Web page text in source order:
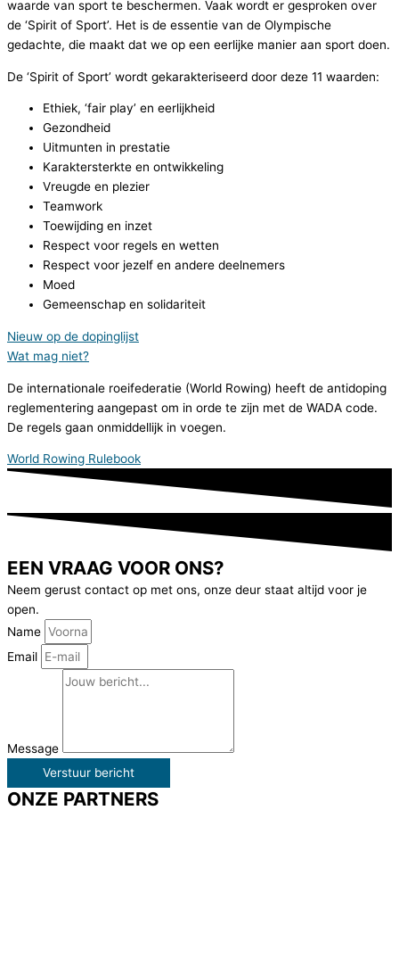
waarde van sport te beschermen. Vaak wordt er gesproken over
de ‘Spirit of Sport’. Het is de essentie van de Olympische
gedachte, die maakt dat we op een eerlijke manier aan sport doen.
De ‘Spirit of Sport’ wordt gekarakteriseerd door deze 11 waarden:
Ethiek, ‘fair play’ en eerlijkheid
Gezondheid
Uitmunten in prestatie
Karaktersterkte en ontwikkeling
Vreugde en plezier
Teamwork
Toewijding en inzet
Respect voor regels en wetten
Respect voor jezelf en andere deelnemers
Moed
Gemeenschap en solidariteit
Nieuw op de dopinglijst
Wat mag niet?
De internationale roeifederatie (World Rowing) heeft de antidoping
reglementering aangepast om in orde te zijn met de WADA code.
De regels gaan onmiddellijk in voegen.
World Rowing Rulebook
EEN VRAAG VOOR ONS?
Neem gerust contact op met ons, onze deur staat altijd voor je
open.
Name
Email
Message
Verstuur bericht
ONZE PARTNERS